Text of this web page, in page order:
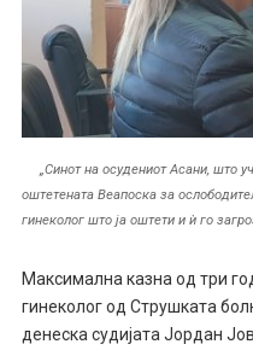
„Синот на осудениот Асани, што
оштетената Веапоска за
гинеколог што ја оштети и ѝ го
Максимална казна од три
гинеколог од Струшката
денеска судијата Јордан